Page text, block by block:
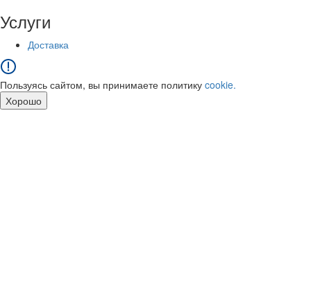
Услуги
Доставка
Пользуясь сайтом, вы принимаете политику cookie.
Хорошо